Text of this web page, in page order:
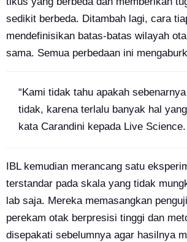
sedikit berbeda. Ditambah lagi, cara
mendefinisikan batas-batas wilayah
sama. Semua perbedaan ini
“Kami tidak tahu apakah
tidak, karena terlalu banyak hal
kata Carandini kepada Live Science.
IBL kemudian merancang satu
terstandar pada skala yang tidak
lab saja. Mereka memasangkan
perekam otak berpresisi tinggi dan
disepakati sebelumnya agar hasilnya